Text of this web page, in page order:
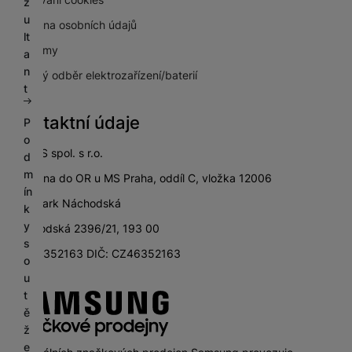
u
lt
a
n
t
P
o
d
m
ín
k
y
s
o
u
t
ě
ž
e
Ochrana osobních údajů
Pro firmy
Zpětný odběr elektrozařízení/baterií
Kontaktní údaje
SETOS spol. s r.o.
zapsána do OR u MS Praha, oddíl C, vložka 12006
City Park Náchodská
Náchodská 2396/21, 193 00
IČ: 46352163 DIČ: CZ46352163